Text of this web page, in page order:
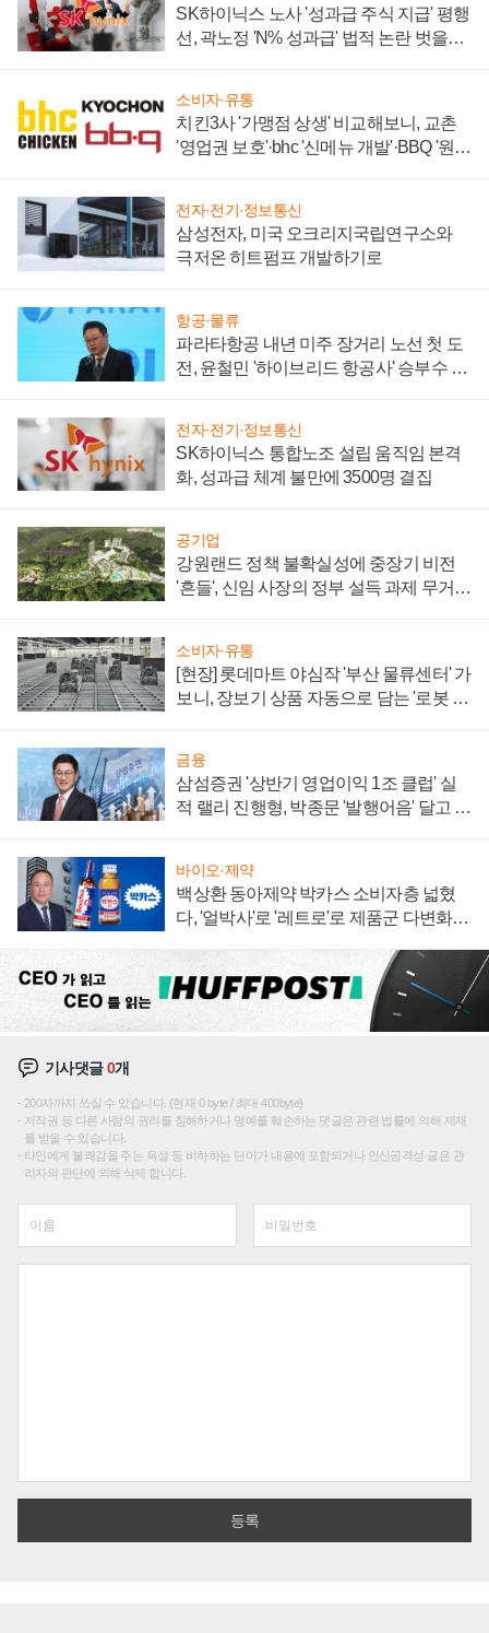
SK하이닉스 노사 '성과급 주식 지급' 평행
선, 곽노정 'N% 성과급' 법적 논란 벗을지
소비자·유통
치킨3사 '가맹점 상생' 비교해보니, 교촌
'영업권 보호'·bhc '신메뉴 개발'·BBQ '원가
전자·전기·정보통신
삼성전자, 미국 오크리지국립연구소와
극저온 히트펌프 개발하기로
항공·물류
파라타항공 내년 미주 장거리 노선 첫 도
전, 윤철민 '하이브리드 항공사' 승부수 통
전자·전기·정보통신
SK하이닉스 통합노조 설립 움직임 본격
화, 성과급 체계 불만에 3500명 결집
공기업
강원랜드 정책 불확실성에 중장기 비전
'흔들', 신임 사장의 정부 설득 과제 무거워
소비자·유통
[현장] 롯데마트 야심작 '부산 물류센터' 가
보니, 장보기 상품 자동으로 담는 '로봇 40
금융
삼섬증권 '상반기 영업이익 1조 클럽' 실
적 랠리 진행형, 박종문 '발행어음' 달고 연
바이오·제약
백상환 동아제약 박카스 소비자층 넓혔
다, '얼박사'로 '레트로'로 제품군 다변화
기사댓글0개
200자까지 쓰실 수 있습니다. (현재 0 byte / 최대 400byte)
저작권 등 다른 사람의 권리를 침해하거나 명예를 훼손하는 댓글은 관련 법률에 의해 제재
를 받을 수 있습니다.
타인에게 불쾌감을 주는 욕설 등 비하하는 단어가 내용에 포함되거나 인신공격성 글은 관
리자의 판단에 의해 삭제 합니다.